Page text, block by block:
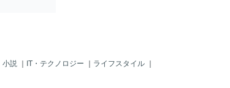
かせません心からの楽しそうな笑顔、嬉
しそうな笑顔はどんな化粧よりありのま
小説 ｜ IT・テクノロジー ｜ ライフスタイル ｜